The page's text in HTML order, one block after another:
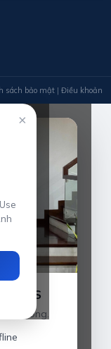
sách bảo mật | Điều khoản
IELTS
Phòng.
×